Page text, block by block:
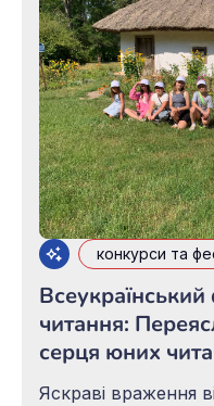
конкурси та
читання:
серця юних
Яскраві враження